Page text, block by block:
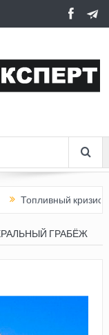
кризис в России
ГРАБЁЖ